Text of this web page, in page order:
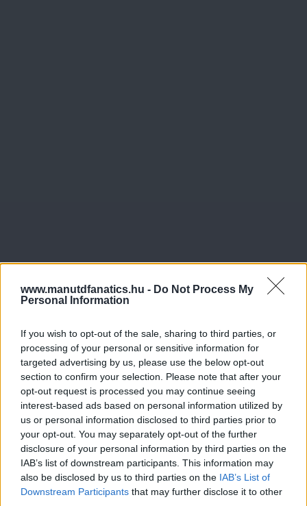
www.manutdfanatics.hu - Do Not Process My
Personal Information
If you wish to opt-out of the sale, sharing to third parties, or
processing of your personal or sensitive information for
targeted advertising by us, please use the below opt-out
section to confirm your selection. Please note that after your
opt-out request is processed you may continue seeing
interest-based ads based on personal information utilized by
us or personal information disclosed to third parties prior to
your opt-out. You may separately opt-out of the further
disclosure of your personal information by third parties on the
IAB’s list of downstream participants. This information may
also be disclosed by us to third parties on the IAB’s List of
Downstream Participants that may further disclose it to other
Meccs Center